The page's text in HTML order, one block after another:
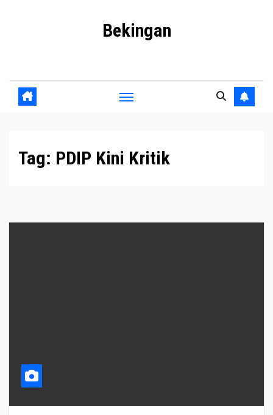
Bekingan
Tag: PDIP Kini Kritik